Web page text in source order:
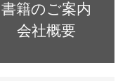
書籍のご案内
会社概要